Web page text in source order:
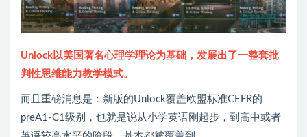
Unlock以美国著名心理学理论为基础，发展出了一整套批
判性思维能力教学模式。
而且重磅消息是：新版的Unlock覆盖欧盟标准CEFR的
preA1-C1级别，也就是说从小学英语刚起步，到高中或者